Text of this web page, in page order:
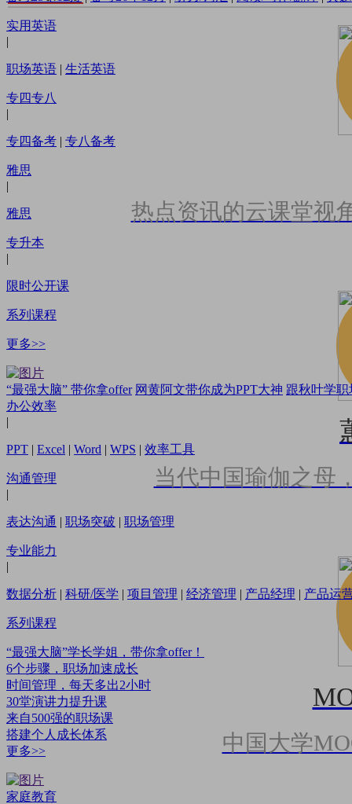
实用英语
|
职场英语 | 生活英语
专四专八
|
专四备考 | 专八备考
雅思
|
雅思
专升本
|
限时公开课
系列课程
更多>>
“最强大脑” 带你拿offer 网黄阿文带你成为PPT大神 跟秋叶学职
办公效率
|
PPT | Excel | Word | WPS | 效率工具
沟通管理
|
表达沟通 | 职场突破 | 职场管理
专业能力
|
数据分析 | 科研/医学 | 项目管理 | 经济管理 | 产品经理 | 产品运
系列课程
“最强大脑”学长学姐，带你拿offer！
6个步骤，职场加速成长
时间管理，每天多出2小时
30堂演讲力提升课
来自500强的职场课
搭建个人成长体系
更多>>
家庭教育
热点资讯的云课堂视
当代中国瑜伽之母
中国大学